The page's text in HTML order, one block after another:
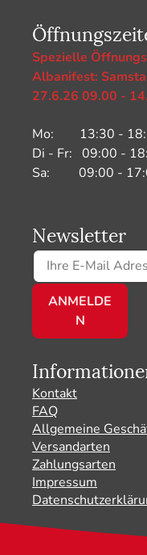
Spezielle
Albanifest:
27.6.26 09.00 -
Mo: 13:30 -
Di - Fr: 09:00 -
Sa: 09:00 -
Newsletter
Kontakt
FAQ
Allgemeine
Versandarten
Zahlungsarten
Impressum